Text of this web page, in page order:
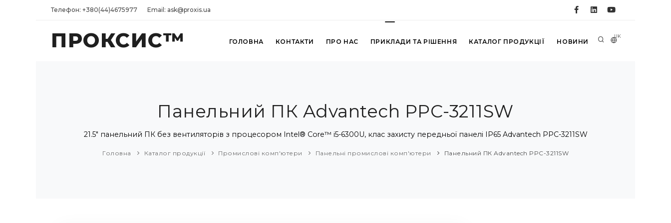
Телефон: +380(44)4675977 Email: ask@proxis.ua
ПРОКСИС™ UK
ГОЛОВНА КОНТАКТИ ПРО НАС ПРИКЛАДИ ТА РІШЕННЯ КАТАЛОГ ПРОДУКЦІЇ НОВИНИ
Панельний ПК Advantech PPC-3211SW
21.5" панельний ПК без вентиляторів з процесором Intel® Core™ i5-6300U, клас захисту передньої панелі IP65 Advantech PPC-3211SW
Головна Каталог продукції Промислові комп'ютери Панельні промислові комп'ютери Панельний ПК Advantech PPC-3211SW